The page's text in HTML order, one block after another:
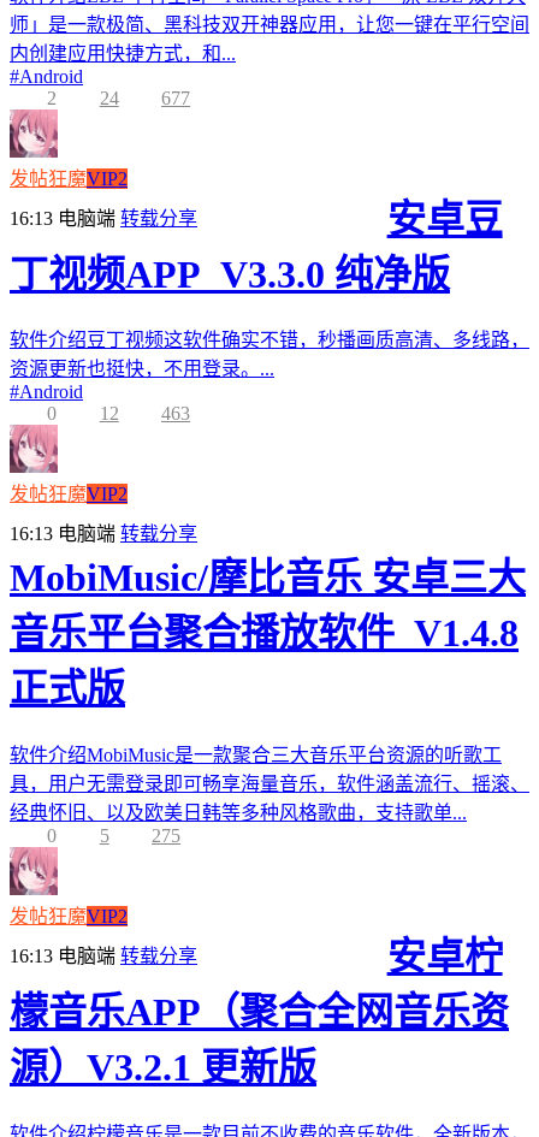
师」是一款极简、黑科技双开神器应用，让您一键在平行空间
内创建应用快捷方式，和...
#Android
2
24 677
发帖狂魔VIP2
16:13 电脑端 转载分享
安卓豆
丁视频APP_V3.3.0 纯净版
软件介绍豆丁视频这软件确实不错，秒播画质高清、多线路，
资源更新也挺快，不用登录。...
#Android
0
12 463
发帖狂魔VIP2
16:13 电脑端 转载分享
MobiMusic/摩比音乐 安卓三大
音乐平台聚合播放软件_V1.4.8
正式版
软件介绍MobiMusic是一款聚合三大音乐平台资源的听歌工
具，用户无需登录即可畅享海量音乐，软件涵盖流行、摇滚、
经典怀旧、以及欧美日韩等多种风格歌曲，支持歌单...
0
5 275
发帖狂魔VIP2
16:13 电脑端 转载分享
安卓柠
檬音乐APP（聚合全网音乐资
源）V3.2.1 更新版